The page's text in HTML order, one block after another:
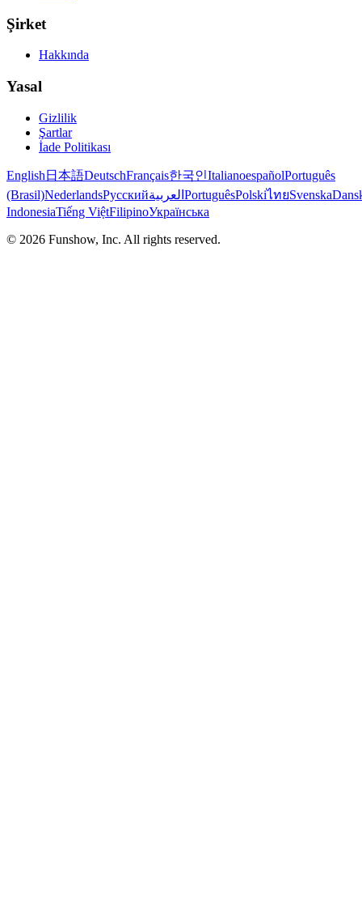
Şirket
Hakkında
Yasal
Gizlilik
Şartlar
İade Politikası
English 日本語DeutschFrançais한국인ItalianoespañolPortuguês
(Brasil)NederlandsРусскийالعربية PortuguêsPolskiไทยSvenska
IndonesiaTiếng ViệtFilipinoУкраїнська
© 2026 Funshow, Inc. All rights reserved.